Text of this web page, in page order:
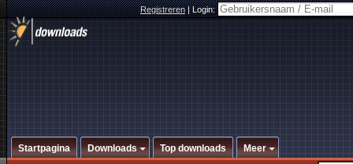
Registreren|Login:
Startpagina Downloads Top downloads Meer